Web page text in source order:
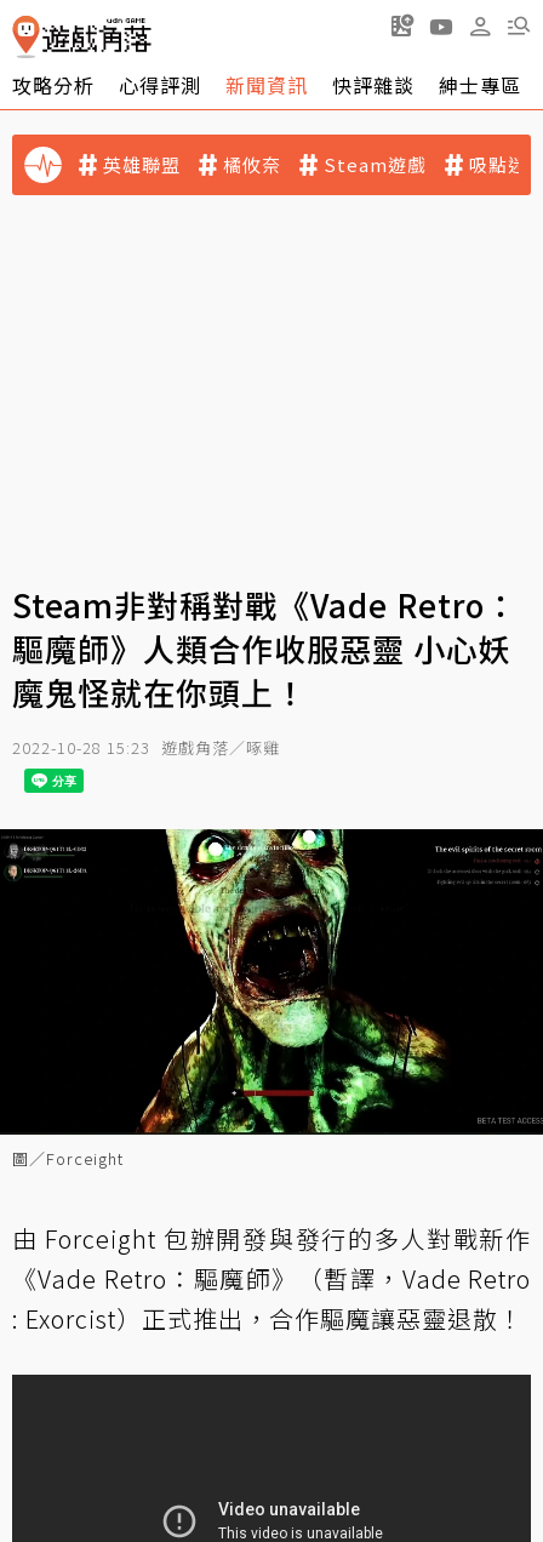
攻略分析 心得評測 新聞資訊 快評雜談 紳士專區
英雄聯盟 橘攸奈 Steam遊戲 吸點迷
Steam非對稱對戰《Vade Retro：
驅魔師》人類合作收服惡靈 小心妖
魔鬼怪就在你頭上！
2022-10-28 15:23 遊戲角落／啄雞
圖／Forceight
由 Forceight 包辦開發與發行的多人對戰新作
《Vade Retro：驅魔師》（暫譯，Vade Retro
: Exorcist）正式推出，合作驅魔讓惡靈退散！